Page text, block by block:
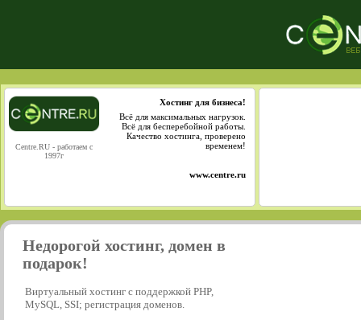
Centre.RU - работаем с
1997г
Хостинг для бизнеса!
Всё для максимальных нагрузок.
Всё для бесперебойной работы.
Качество хостинга, проверено
временем!
www.centre.ru
Недорогой хостинг, домен в
подарок!
Виртуальный хостинг с поддержкой PHP,
MySQL, SSI; регистрация доменов.